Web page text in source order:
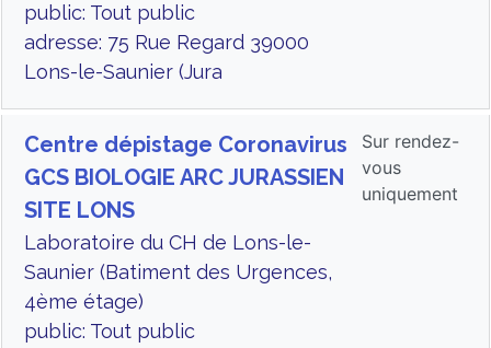
public: Tout public
adresse: 75 Rue Regard 39000
Lons-le-Saunier (Jura
Centre dépistage Coronavirus
GCS BIOLOGIE ARC JURASSIEN
SITE LONS
Laboratoire du CH de Lons-le-
Saunier (Batiment des Urgences,
4ème étage)
public: Tout public
Sur rendez-
vous
uniquement